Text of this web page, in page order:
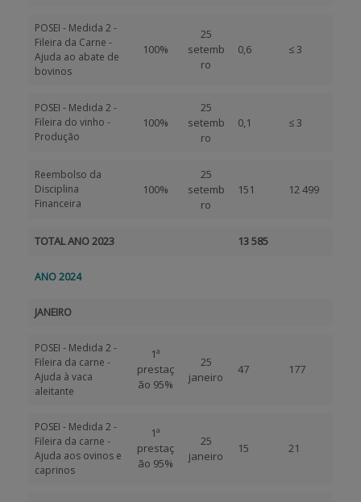
POSEI - Medida 2 -
Fileira da Carne -
Ajuda ao abate de
bovinos
100%
25
setemb
ro
0,6 ≤ 3
POSEI - Medida 2 -
Fileira do vinho -
Produção
100%
25
setemb
ro
0,1 ≤ 3
Reembolso da
Disciplina
Financeira
100%
25
setemb
ro
151 12 499
TOTAL ANO 2023 13 585
ANO 2024
JANEIRO
POSEI - Medida 2 -
Fileira da carne -
Ajuda à vaca
aleitante
1ª
prestaç
ão 95%
25
janeiro
47 177
POSEI - Medida 2 -
Fileira da carne -
Ajuda aos ovinos e
caprinos
1ª
prestaç
ão 95%
25
janeiro
15 21